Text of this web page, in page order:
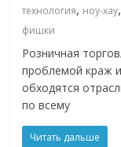
технология, ноу-хау,
фишки
Розничная
проблемой краж
обходятся
по всему
Читать дальше